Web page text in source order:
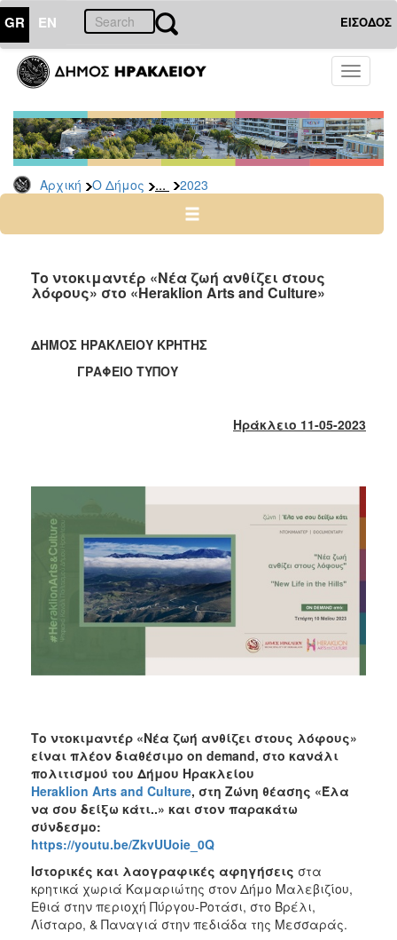
GR EN ΕΙΣΟΔΟΣ
Toggle
Αρχική Ο Δήμος ... 2023
ΔΗΜΟΣ
Δελτία
Τύπου
Αρχείο
2026
2024
2022
2020
2019
2012
2011
2010
2006
ΠΟΛΙΤΙΣΜΟΣ
ΑΝΘΕΚΤΙΚΗ
ΠΟΛΗ
Το ντοκιμαντέρ «Νέα ζωή ανθίζει στους
λόφους» στο «Heraklion Arts and Culture»
ΔΗΜΟΣ ΗΡΑΚΛΕΙΟΥ ΚΡΗΤΗΣ
ΓΡΑΦΕΙΟ ΤΥΠΟΥ
Ηράκλειο 11-05-2023
Το ντοκιμαντέρ «Νέα ζωή ανθίζει στους λόφους»
είναι πλέον διαθέσιμο on demand, στο κανάλι
πολιτισμού του Δήμου Ηρακλείου
Heraklion Arts and Culture, στη Ζώνη θέασης «Έλα
να σου δείξω κάτι..» και στον παρακάτω
σύνδεσμο:
https://youtu.be/ZkvUUoie_0Q
Ιστορικές και λαογραφικές αφηγήσεις στα
κρητικά χωριά Καμαριώτης στον Δήμο Μαλεβιζίου,
Εθιά στην περιοχή Πύργου-Ροτάσι, στο Βρέλι,
Λίσταρο, & Παναγιά στην πεδιάδα της Μεσσαράς.